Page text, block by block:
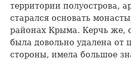
территории полуострова,
старался основать
районах Крыма. Керчь же,
была довольно удалена от
стороны, имела большое